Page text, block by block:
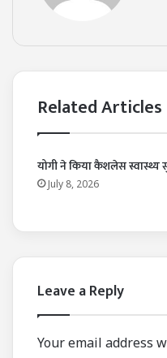
Related Articles
योगी ने किया कैशलेस स्वास्थ्य
July 8, 2026
Leave a Reply
Your email address